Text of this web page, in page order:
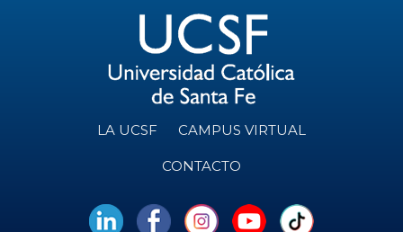
LA UCSF CAMPUS VIRTUAL
CONTACTO